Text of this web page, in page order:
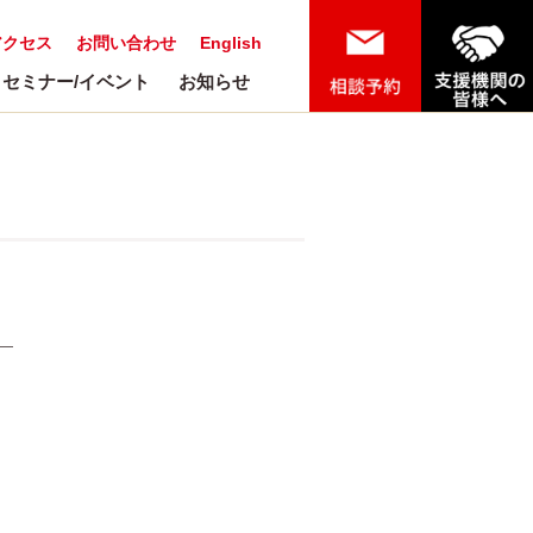
English
お問い合わせ
セス
セミナー/イベント お知らせ